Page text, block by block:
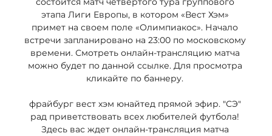
этапа Лиги Европы, в котором «Вест Хэм»
примет на своем поле «Олимпиакос». Начало
встречи запланировано на 23:00 по московскому
времени. Смотреть онлайн-трансляцию матча
можно будет по данной ссылке. Для просмотра
кликайте по баннеру.
фрайбург вест хэм юнайтед прямой эфир. "СЭ"
рад приветствовать всех любителей футбола!
Здесь вас ждет онлайн-трансляция матча